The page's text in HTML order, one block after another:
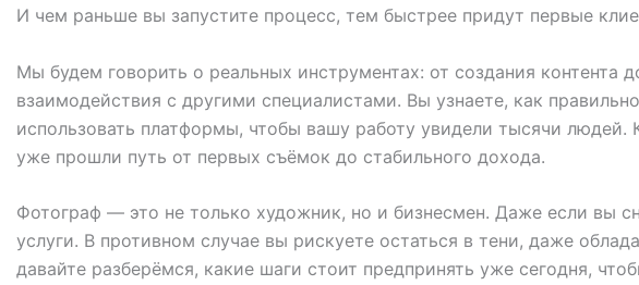
И чем раньше вы запустите процесс, тем быстрее придут первые
Мы будем говорить о реальных инструментах: от создания
взаимодействия с другими специалистами. Вы узнаете, как
использовать платформы, чтобы вашу работу увидели тысячи
уже прошли путь от первых съёмок до стабильного дохода.
Фотограф — это не только художник, но и бизнесмен. Даже если вы
услуги. В противном случае вы рискуете остаться в тени, даже
давайте разберёмся, какие шаги стоит предпринять уже сегодня,